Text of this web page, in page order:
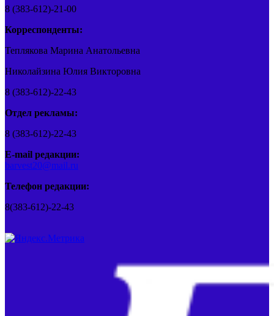
8 (383-612)-21-00
Корреспонденты:
Теплякова Марина Анатольевна
Николайзина Юлия Викторовна
8 (383-612)-22-43
Отдел рекламы:
8 (383-612)-22-43
E-mail редакции:
barvest20@mail.ru
Телефон редакции:
8(383-612)-22-43